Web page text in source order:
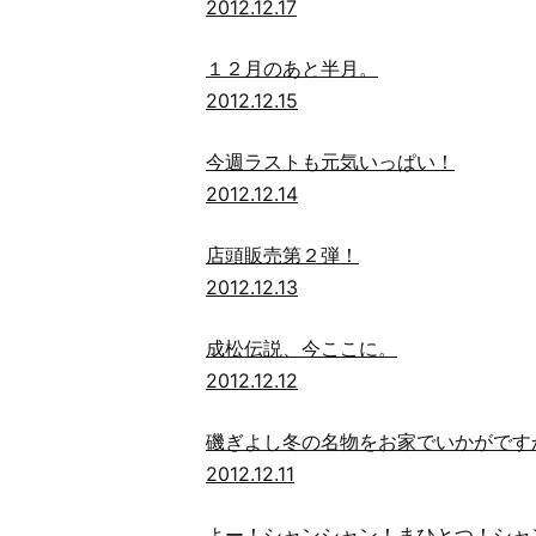
2012.12.17
１２月のあと半月。
2012.12.15
今週ラストも元気いっぱい！
2012.12.14
店頭販売第２弾！
2012.12.13
成松伝説、今ここに。
2012.12.12
磯ぎよし冬の名物をお家でいかがです
2012.12.11